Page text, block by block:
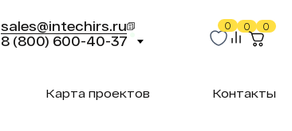
sales@intechirs.ru
8 (800) 600-40-37
0 0 0
Карта проектов Контакты